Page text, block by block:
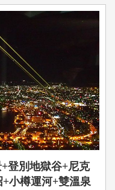
登別地獄谷+尼克
小樽運河+雙溫泉